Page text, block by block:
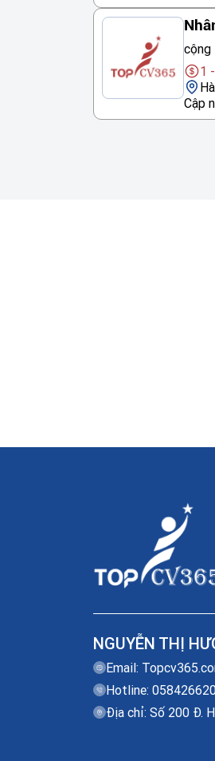
cộng
1
Cập
NGUYỄN THỊ
Email:
Hotline:
Địa chỉ: Số 200 Đ.